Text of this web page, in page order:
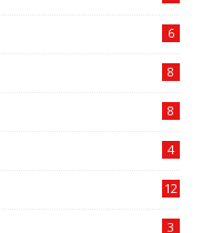
6
8
8
4
12
3